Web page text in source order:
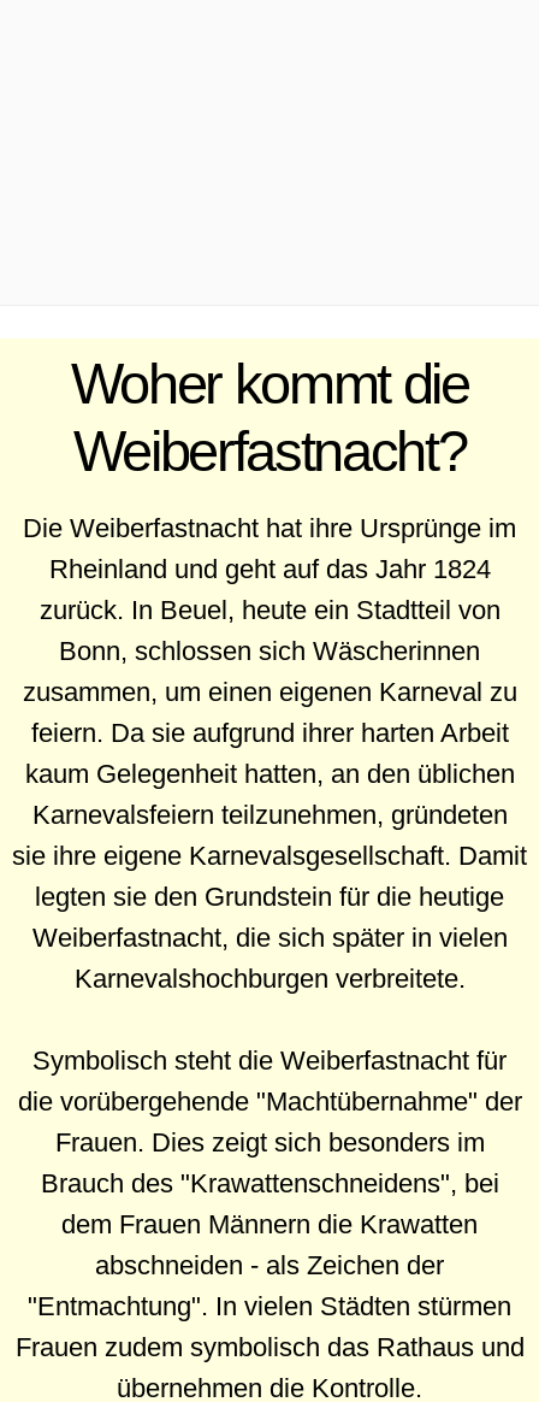
Woher kommt die
Weiberfastnacht?
Die Weiberfastnacht hat ihre Ursprünge im
Rheinland und geht auf das Jahr 1824
zurück. In Beuel, heute ein Stadtteil von
Bonn, schlossen sich Wäscherinnen
zusammen, um einen eigenen Karneval zu
feiern. Da sie aufgrund ihrer harten Arbeit
kaum Gelegenheit hatten, an den üblichen
Karnevalsfeiern teilzunehmen, gründeten
sie ihre eigene Karnevalsgesellschaft. Damit
legten sie den Grundstein für die heutige
Weiberfastnacht, die sich später in vielen
Karnevalshochburgen verbreitete.
Symbolisch steht die Weiberfastnacht für
die vorübergehende "Machtübernahme" der
Frauen. Dies zeigt sich besonders im
Brauch des "Krawattenschneidens", bei
dem Frauen Männern die Krawatten
abschneiden - als Zeichen der
"Entmachtung". In vielen Städten stürmen
Frauen zudem symbolisch das Rathaus und
übernehmen die Kontrolle.